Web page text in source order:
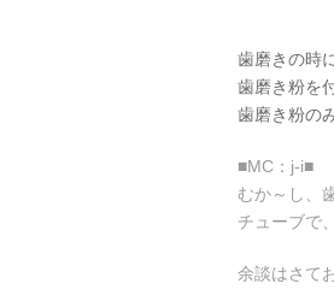
歯磨きの時
歯磨き粉を
歯磨き粉の
■MC：j-i■
むか～し、
チューブで
余談はさて